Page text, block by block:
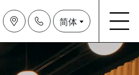
简体